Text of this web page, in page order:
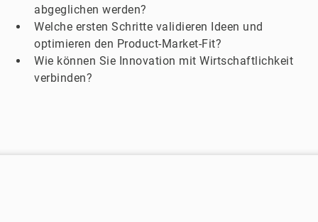
abgeglichen werden?
Welche ersten Schritte validieren Ideen und
optimieren den Product-Market-Fit?
Wie können Sie Innovation mit Wirtschaftlichkeit
verbinden?